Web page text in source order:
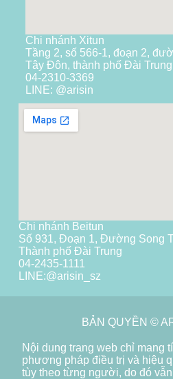
Chi nhánh Xitun
Tầng 2, số 566-1, đoạn 2,
Tây Đôn, thành phố Đài Trung
04-2310-3369
LINE: @arisin
Chi nhánh Beitun
Số 931, Đoạn 1, Đường Song
Thành phố Đài Trung
04-2435-1111
LINE:@arisin_sz
BẢN QUYỀN ©
Nội dung trang web chỉ mang
phương pháp điều trị và hiệu
tùy theo từng người, do đó